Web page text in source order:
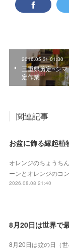
2016.05.31 01:30
三重県剪定~シ
定作業
関連記事
オレンジのちょうち
ーンとオレンジのコ
2026.08.08 21:40
8月20日は蚊の日（